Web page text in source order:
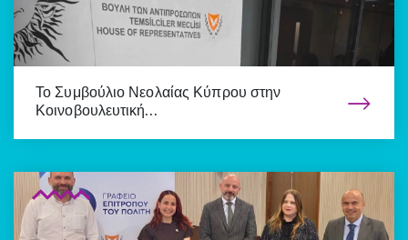
Το Συμβούλιο Νεολαίας Κύπρου στην
Κοινοβουλευτική…